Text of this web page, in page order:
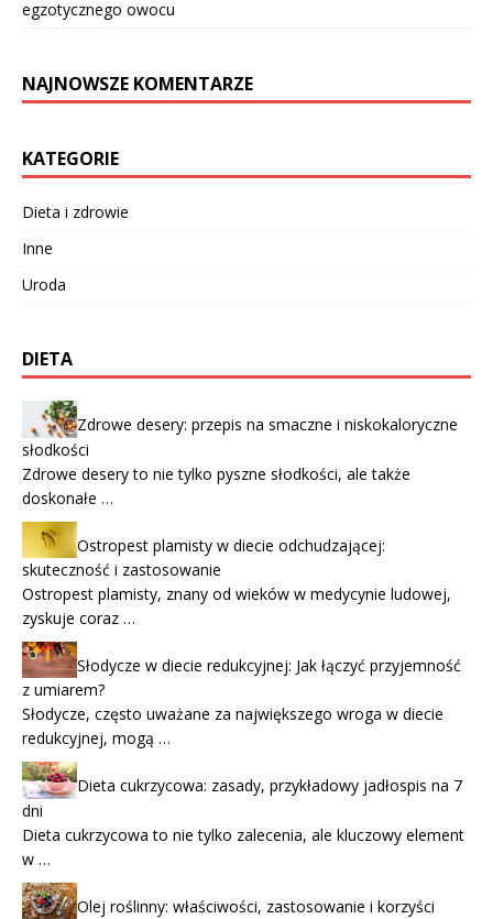
egzotycznego owocu
NAJNOWSZE KOMENTARZE
KATEGORIE
Dieta i zdrowie
Inne
Uroda
DIETA
Zdrowe desery: przepis na smaczne i niskokaloryczne
słodkości
Zdrowe desery to nie tylko pyszne słodkości, ale także
doskonałe …
Ostropest plamisty w diecie odchudzającej:
skuteczność i zastosowanie
Ostropest plamisty, znany od wieków w medycynie ludowej,
zyskuje coraz …
Słodycze w diecie redukcyjnej: Jak łączyć przyjemność
z umiarem?
Słodycze, często uważane za największego wroga w diecie
redukcyjnej, mogą …
Dieta cukrzycowa: zasady, przykładowy jadłospis na 7
dni
Dieta cukrzycowa to nie tylko zalecenia, ale kluczowy element
w …
Olej roślinny: właściwości, zastosowanie i korzyści